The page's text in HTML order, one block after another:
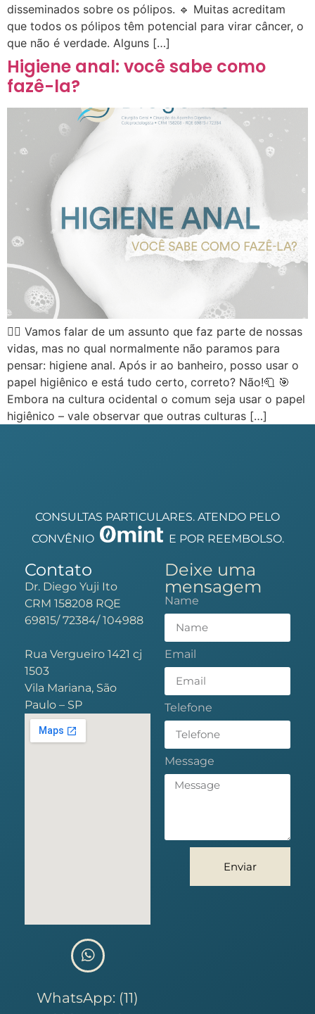
disseminados sobre os pólipos. 🔹 Muitas acreditam
que todos os pólipos têm potencial para virar câncer, o
que não é verdade. Alguns […]
Higiene anal: você sabe como
fazê-la?
👉🏻 Vamos falar de um assunto que faz parte de nossas
vidas, mas no qual normalmente não paramos para
pensar: higiene anal. Após ir ao banheiro, posso usar o
papel higiênico e está tudo certo, correto? Não!🧻 🎯
Embora na cultura ocidental o comum seja usar o papel
higiênico – vale observar que outras culturas […]
CONSULTAS PARTICULARES. ATENDO PELO
CONVÊNIO
E POR REEMBOLSO.
Contato
Dr. Diego Yuji Ito
CRM 158208 RQE
69815/ 72384/ 104988
Rua Vergueiro 1421 cj
1503
Vila Mariana, São
Paulo – SP
WhatsApp: (11)
Deixe uma
mensagem
Name
Email
Telefone
Message
Enviar